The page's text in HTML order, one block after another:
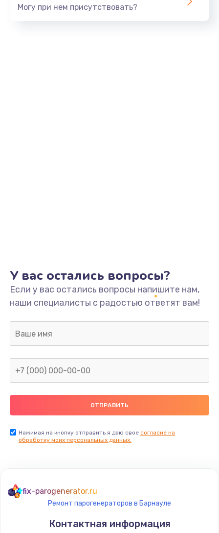
Могу при нем присутствовать?
У вас остались вопросы?
Если у вас остались вопросы напишите нам,
наши специалисты с радостью ответят вам!
Нажимая на кнопку отправить я даю свое согласие на
обработку моих персональных данных.
fix-parogenerator.ru
Ремонт парогенераторов в Барнауле
Контактная информация